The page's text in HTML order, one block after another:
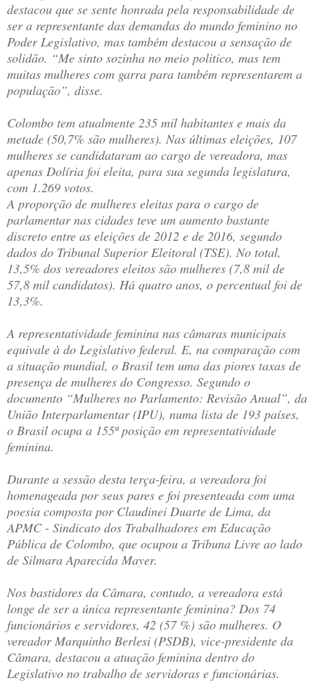
destacou que se sente honrada pela responsabilidade de
ser a representante das demandas do mundo feminino no
Poder Legislativo, mas também destacou a sensação de
solidão. “Me sinto sozinha no meio politico, mas tem
muitas mulheres com garra para também representarem a
população”, disse.
Colombo tem atualmente 235 mil habitantes e mais da
metade (50,7% são mulheres). Nas últimas eleições, 107
mulheres se candidataram ao cargo de vereadora, mas
apenas Dolíria foi eleita, para sua segunda legislatura,
com 1.269 votos.
A proporção de mulheres eleitas para o cargo de
parlamentar nas cidades teve um aumento bastante
discreto entre as eleições de 2012 e de 2016, segundo
dados do Tribunal Superior Eleitoral (TSE). No total,
13,5% dos vereadores eleitos são mulheres (7,8 mil de
57,8 mil candidatos). Há quatro anos, o percentual foi de
13,3%.
A representatividade feminina nas câmaras municipais
equivale à do Legislativo federal. E, na comparação com
a situação mundial, o Brasil tem uma das piores taxas de
presença de mulheres do Congresso. Segundo o
documento “Mulheres no Parlamento: Revisão Anual”, da
União Interparlamentar (IPU), numa lista de 193 países,
o Brasil ocupa a 155ª posição em representatividade
feminina.
Durante a sessão desta terça-feira, a vereadora foi
homenageada por seus pares e foi presenteada com uma
poesia composta por Claudinei Duarte de Lima, da
APMC - Sindicato dos Trabalhadores em Educação
Pública de Colombo, que ocupou a Tribuna Livre ao lado
de Silmara Aparecida Mayer.
Nos bastidores da Câmara, contudo, a vereadora está
longe de ser a única representante feminina? Dos 74
funcionários e servidores, 42 (57 %) são mulheres. O
vereador Marquinho Berlesi (PSDB), vice-presidente da
Câmara, destacou a atuação feminina dentro do
Legislativo no trabalho de servidoras e funcionárias.